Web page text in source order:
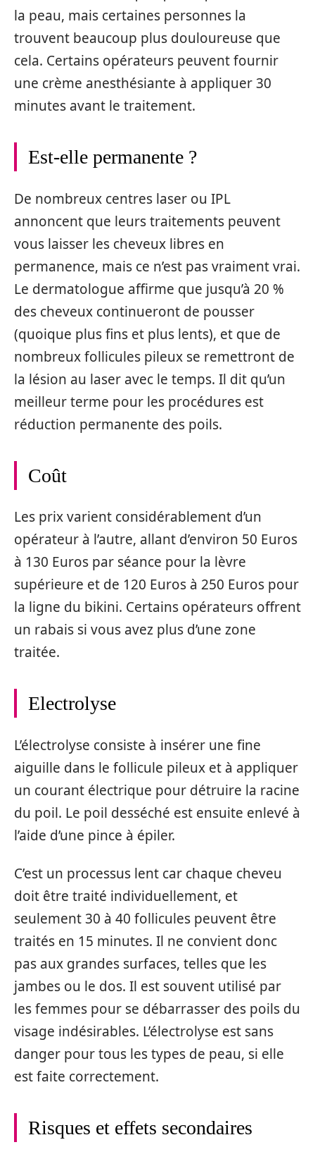
la peau, mais certaines personnes la
trouvent beaucoup plus douloureuse que
cela. Certains opérateurs peuvent fournir
une crème anesthésiante à appliquer 30
minutes avant le traitement.
Est-elle permanente ?
De nombreux centres laser ou IPL
annoncent que leurs traitements peuvent
vous laisser les cheveux libres en
permanence, mais ce n’est pas vraiment vrai.
Le dermatologue affirme que jusqu’à 20 %
des cheveux continueront de pousser
(quoique plus fins et plus lents), et que de
nombreux follicules pileux se remettront de
la lésion au laser avec le temps. Il dit qu’un
meilleur terme pour les procédures est
réduction permanente des poils.
Coût
Les prix varient considérablement d’un
opérateur à l’autre, allant d’environ 50 Euros
à 130 Euros par séance pour la lèvre
supérieure et de 120 Euros à 250 Euros pour
la ligne du bikini. Certains opérateurs offrent
un rabais si vous avez plus d’une zone
traitée.
Electrolyse
L’électrolyse consiste à insérer une fine
aiguille dans le follicule pileux et à appliquer
un courant électrique pour détruire la racine
du poil. Le poil desséché est ensuite enlevé à
l’aide d’une pince à épiler.
C’est un processus lent car chaque cheveu
doit être traité individuellement, et
seulement 30 à 40 follicules peuvent être
traités en 15 minutes. Il ne convient donc
pas aux grandes surfaces, telles que les
jambes ou le dos. Il est souvent utilisé par
les femmes pour se débarrasser des poils du
visage indésirables. L’électrolyse est sans
danger pour tous les types de peau, si elle
est faite correctement.
Risques et effets secondaires